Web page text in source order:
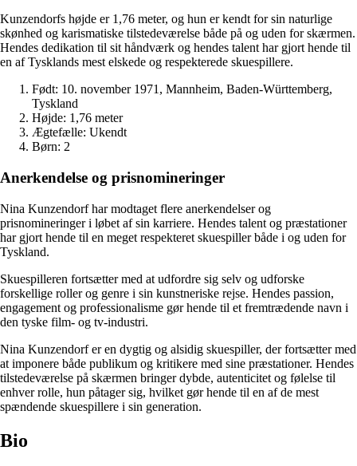
Kunzendorfs højde er 1,76 meter, og hun er kendt for sin naturlige
skønhed og karismatiske tilstedeværelse både på og uden for skærmen.
Hendes dedikation til sit håndværk og hendes talent har gjort hende til
en af Tysklands mest elskede og respekterede skuespillere.
Født: 10. november 1971, Mannheim, Baden-Württemberg,
Tyskland
Højde: 1,76 meter
Ægtefælle: Ukendt
Børn: 2
Anerkendelse og prisnomineringer
Nina Kunzendorf har modtaget flere anerkendelser og
prisnomineringer i løbet af sin karriere. Hendes talent og præstationer
har gjort hende til en meget respekteret skuespiller både i og uden for
Tyskland.
Skuespilleren fortsætter med at udfordre sig selv og udforske
forskellige roller og genre i sin kunstneriske rejse. Hendes passion,
engagement og professionalisme gør hende til et fremtrædende navn i
den tyske film- og tv-industri.
Nina Kunzendorf er en dygtig og alsidig skuespiller, der fortsætter med
at imponere både publikum og kritikere med sine præstationer. Hendes
tilstedeværelse på skærmen bringer dybde, autenticitet og følelse til
enhver rolle, hun påtager sig, hvilket gør hende til en af de mest
spændende skuespillere i sin generation.
Bio